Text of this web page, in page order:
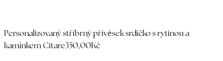
Personalizovaný stříbrný přívěsek srdíčko s rytinou a
kamínkem Citare350,00Kč